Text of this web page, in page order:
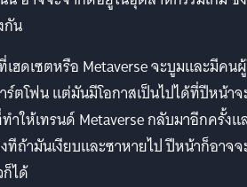
กัน
เฮดเซตหรือ Metaverse จะบูมและมีคน
ร์ตโฟน แต่มันมีโอกาสเป็นไปได้ที่ปีหน้าจ
ำให้เทรนด์ Metaverse กลับมาอีกครั้งแ
ทีถ้ามันเงียบและซาหายไป ปีหน้าก็อาจจ
ได้